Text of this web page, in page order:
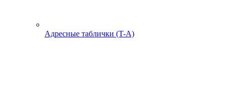
Адресные таблички (T-A)